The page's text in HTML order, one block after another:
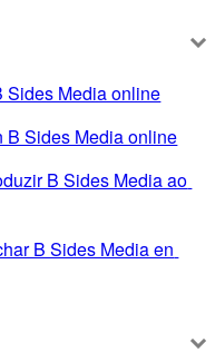
Sides Media online
B Sides Media online
B Sides Media ao
B Sides Media en